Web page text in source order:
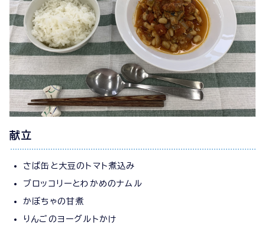
献立
さば缶と大豆のトマト煮込み
ブロッコリーとわかめのナムル
かぼちゃの甘煮
りんごのヨーグルトかけ